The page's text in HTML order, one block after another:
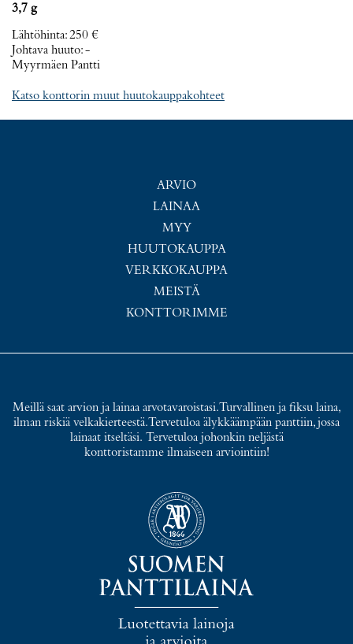
3,7 g
Lähtöhinta:250 €
Johtava huuto:-
Myyrmäen Pantti
Katso konttorin muut huutokauppakohteet
ARVIO
LAINAA
MYY
HUUTOKAUPPA
VERKKOKAUPPA
MEISTÄ
KONTTORIMME
Meillä saat arvion ja lainaa arvotavaroistasi. Turvallinen ja fiksu laina,
ilman riskiä velkakierteestä. Tervetuloa älykkäämpään panttiin, jossa
lainaat itseltäsi. Tervetuloa johonkin neljästä
konttoristamme ilmaiseen arviointiin!